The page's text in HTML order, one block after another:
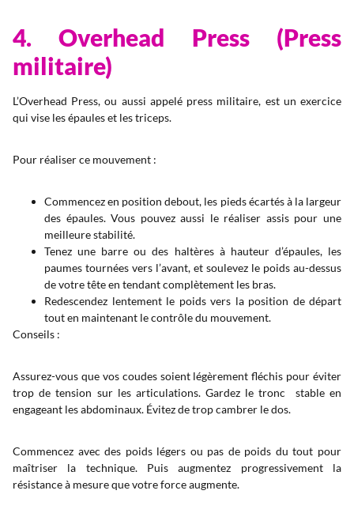
4. Overhead Press (Press
militaire)
L’Overhead Press, ou aussi appelé press militaire, est un exercice
qui vise les épaules et les triceps.
Pour réaliser ce mouvement :
Commencez en position debout, les pieds écartés à la largeur
des épaules. Vous pouvez aussi le réaliser assis pour une
meilleure stabilité.
Tenez une barre ou des haltères à hauteur d’épaules, les
paumes tournées vers l’avant, et soulevez le poids au-dessus
de votre tête en tendant complètement les bras.
Redescendez lentement le poids vers la position de départ
tout en maintenant le contrôle du mouvement.
Conseils :
Assurez-vous que vos coudes soient légèrement fléchis pour éviter
trop de tension sur les articulations. Gardez le tronc stable en
engageant les abdominaux. Évitez de trop cambrer le dos.
Commencez avec des poids légers ou pas de poids du tout pour
maîtriser la technique. Puis augmentez progressivement la
résistance à mesure que votre force augmente.